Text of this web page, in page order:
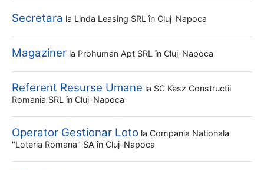
Secretara la Linda Leasing SRL în Cluj-Napoca
Magaziner la Prohuman Apt SRL în Cluj-Napoca
Referent Resurse Umane la SC Kesz Constructii
Romania SRL în Cluj-Napoca
Operator Gestionar Loto la Compania Nationala
"loteria Romana" SA în Cluj-Napoca